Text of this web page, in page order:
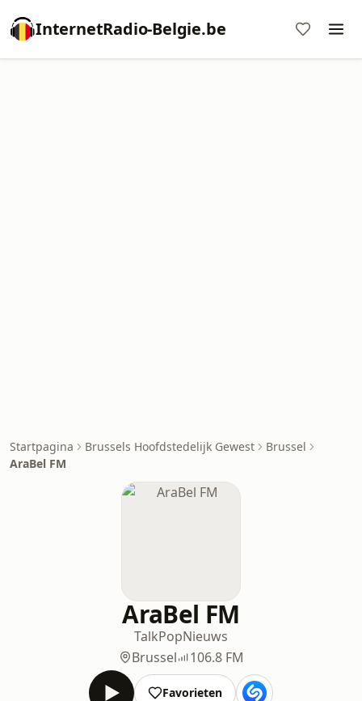
InternetRadio-Belgie.be
Startpagina Brussels Hoofdstedelijk Gewest
Brussel
AraBel FM
AraBel FM
TalkPopNieuws
Brussel
106.8 FM
Favorieten